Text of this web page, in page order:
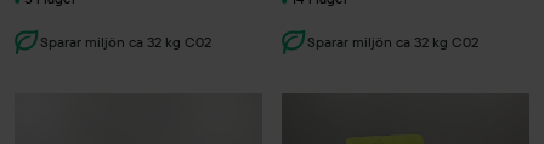
Sparar miljön ca 32 kg C02 Sparar miljön ca 32 kg C02